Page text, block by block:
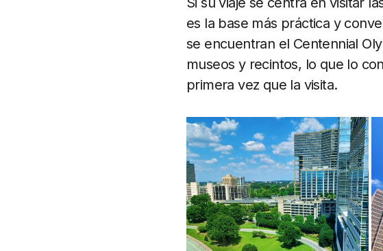
es la base más práctica y
se encuentran el Centennial
museos y recintos, lo que lo
primera vez que la visita.